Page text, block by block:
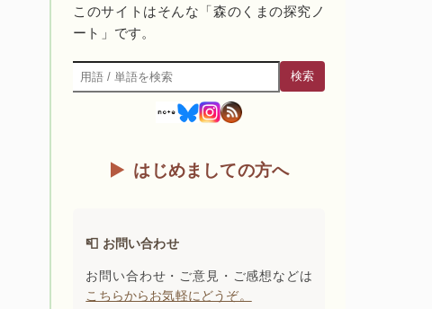
このサイトはそんな「森のくまの探究ノ
ート」です。
検索
検索
はじめましての方へ
📮 お問い合わせ
お問い合わせ・ご意見・ご感想などは
こちらからお気軽にどうぞ。